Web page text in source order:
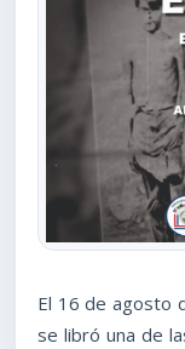
El 16 de agosto
se libró una de